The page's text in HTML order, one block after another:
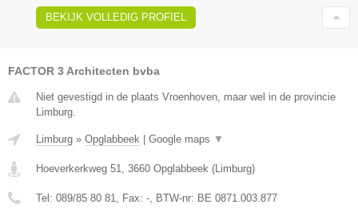
BEKIJK VOLLEDIG PROFIEL
FACTOR 3 Architecten bvba
Niet gevestigd in de plaats Vroenhoven, maar wel in de provincie
Limburg.
Limburg » Opglabbeek Google maps ▼
Hoeverkerkweg 51 3660 Opglabbeek ( Limburg)
Tel: 089/85 80 81 , Fax: - , BTW-nr: BE 0871.003.877